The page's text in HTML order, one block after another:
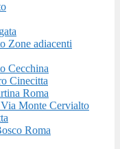
Zone adiacenti
Cecchina
Cinecitta
Roma
Monte Cervialto
Roma